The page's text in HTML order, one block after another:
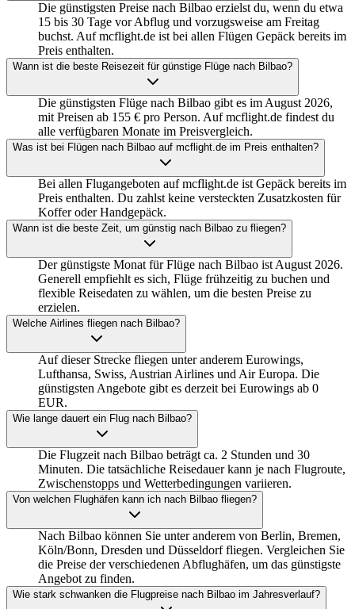
Die günstigsten Preise nach Bilbao erzielst du, wenn du etwa
15 bis 30 Tage vor Abflug und vorzugsweise am Freitag
buchst. Auf mcflight.de ist bei allen Flügen Gepäck bereits im
Preis enthalten.
Wann ist die beste Reisezeit für günstige Flüge nach Bilbao?
Die günstigsten Flüge nach Bilbao gibt es im August 2026,
mit Preisen ab 155 € pro Person. Auf mcflight.de findest du
alle verfügbaren Monate im Preisvergleich.
Was ist bei Flügen nach Bilbao auf mcflight.de im Preis enthalten?
Bei allen Flugangeboten auf mcflight.de ist Gepäck bereits im
Preis enthalten. Du zahlst keine versteckten Zusatzkosten für
Koffer oder Handgepäck.
Wann ist die beste Zeit, um günstig nach Bilbao zu fliegen?
Der günstigste Monat für Flüge nach Bilbao ist August 2026.
Generell empfiehlt es sich, Flüge frühzeitig zu buchen und
flexible Reisedaten zu wählen, um die besten Preise zu
erzielen.
Welche Airlines fliegen nach Bilbao?
Auf dieser Strecke fliegen unter anderem Eurowings,
Lufthansa, Swiss, Austrian Airlines und Air Europa. Die
günstigsten Angebote gibt es derzeit bei Eurowings ab 0
EUR.
Wie lange dauert ein Flug nach Bilbao?
Die Flugzeit nach Bilbao beträgt ca. 2 Stunden und 30
Minuten. Die tatsächliche Reisedauer kann je nach Flugroute,
Zwischenstopps und Wetterbedingungen variieren.
Von welchen Flughäfen kann ich nach Bilbao fliegen?
Nach Bilbao können Sie unter anderem von Berlin, Bremen,
Köln/Bonn, Dresden und Düsseldorf fliegen. Vergleichen Sie
die Preise der verschiedenen Abflughäfen, um das günstigste
Angebot zu finden.
Wie stark schwanken die Flugpreise nach Bilbao im Jahresverlauf?